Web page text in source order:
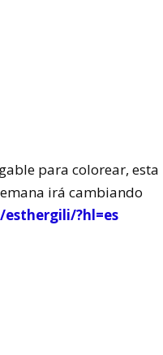
para colorear, esta
irá cambiando
?hl=es